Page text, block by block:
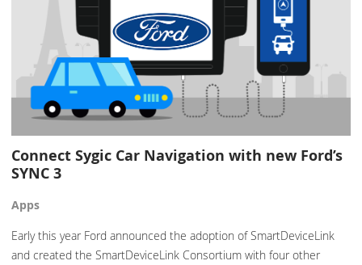
Connect Sygic Car Navigation with new Ford’s
SYNC 3
Apps
Early this year Ford announced the adoption of SmartDeviceLink
and created the SmartDeviceLink Consortium with four other